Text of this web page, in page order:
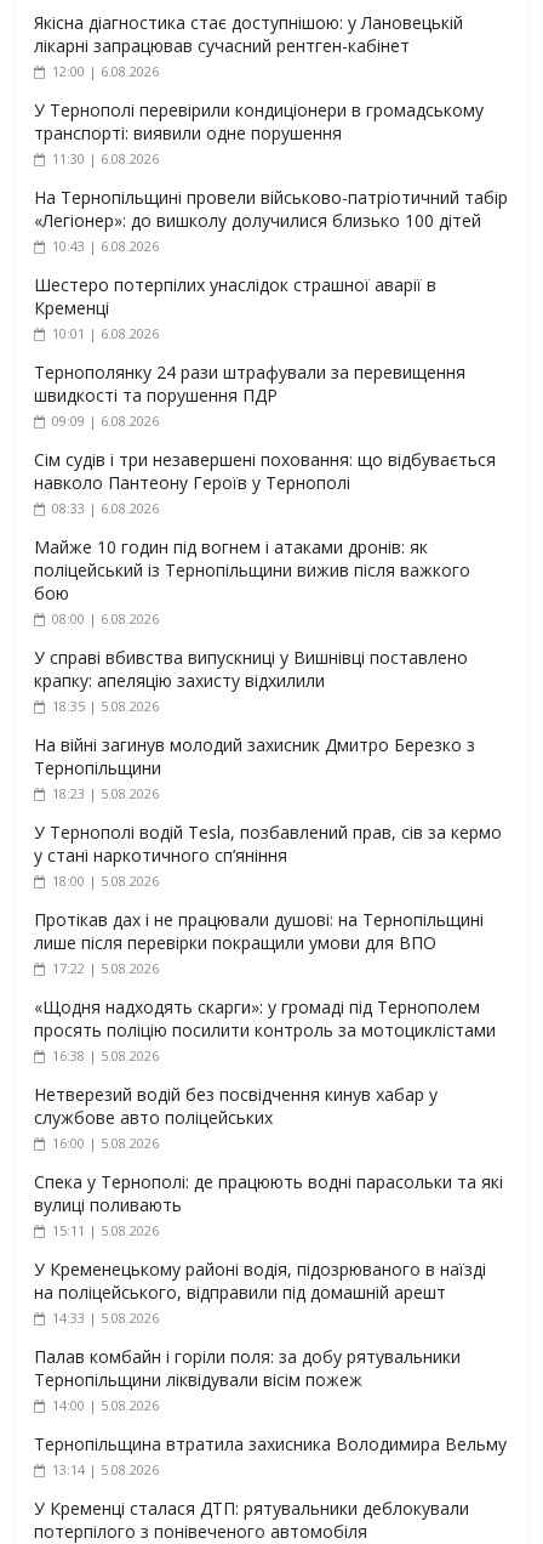
Якісна діагностика стає доступнішою: у Лановецькій
лікарні запрацював сучасний рентген-кабінет
12:00 | 6.08.2026
У Тернополі перевірили кондиціонери в громадському
транспорті: виявили одне порушення
11:30 | 6.08.2026
На Тернопільщині провели військово-патріотичний табір
«Легіонер»: до вишколу долучилися близько 100 дітей
10:43 | 6.08.2026
Шестеро потерпілих унаслідок страшної аварії в
Кременці
10:01 | 6.08.2026
Тернополянку 24 рази штрафували за перевищення
швидкості та порушення ПДР
09:09 | 6.08.2026
Сім судів і три незавершені поховання: що відбувається
навколо Пантеону Героїв у Тернополі
08:33 | 6.08.2026
Майже 10 годин під вогнем і атаками дронів: як
поліцейський із Тернопільщини вижив після важкого
бою
08:00 | 6.08.2026
У справі вбивства випускниці у Вишнівці поставлено
крапку: апеляцію захисту відхилили
18:35 | 5.08.2026
На війні загинув молодий захисник Дмитро Березко з
Тернопільщини
18:23 | 5.08.2026
У Тернополі водій Tesla, позбавлений прав, сів за кермо
у стані наркотичного сп’яніння
18:00 | 5.08.2026
Протікав дах і не працювали душові: на Тернопільщині
лише після перевірки покращили умови для ВПО
17:22 | 5.08.2026
«Щодня надходять скарги»: у громаді під Тернополем
просять поліцію посилити контроль за мотоциклістами
16:38 | 5.08.2026
Нетверезий водій без посвідчення кинув хабар у
службове авто поліцейських
16:00 | 5.08.2026
Спека у Тернополі: де працюють водні парасольки та які
вулиці поливають
15:11 | 5.08.2026
У Кременецькому районі водія, підозрюваного в наїзді
на поліцейського, відправили під домашній арешт
14:33 | 5.08.2026
Палав комбайн і горіли поля: за добу рятувальники
Тернопільщини ліквідували вісім пожеж
14:00 | 5.08.2026
Тернопільщина втратила захисника Володимира Вельму
13:14 | 5.08.2026
У Кременці сталася ДТП: рятувальники деблокували
потерпілого з понівеченого автомобіля